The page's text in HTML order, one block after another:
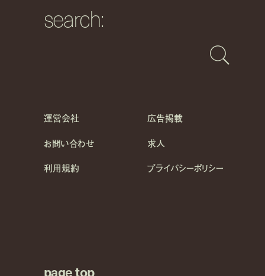
search:
運営会社
広告掲載
お問い合わせ
求人
利用規約 プライバシーポリシー
page top